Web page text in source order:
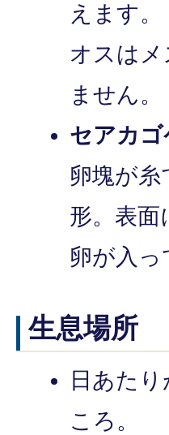
えます。
オスは
ません。
セアカゴ
卵塊が
形。表面
卵が入っ
生息場所
日あた
ころ。